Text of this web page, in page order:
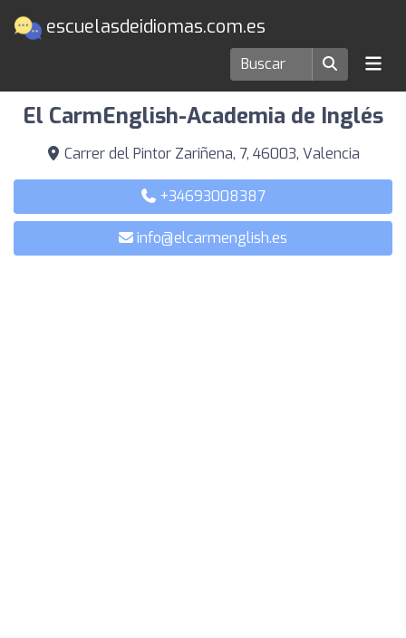
escuelasdeidiomas.com.es
Escuelas de idiomas en Valencia
El CarmEnglish-Academia de Inglés
Carrer del Pintor Zariñena, 7, 46003, Valencia
+34693008387
info@elcarmenglish.es